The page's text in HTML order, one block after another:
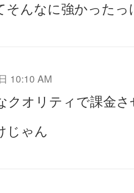
そんなに強かったっ
10:10 AM
クオリティで課金
じゃん